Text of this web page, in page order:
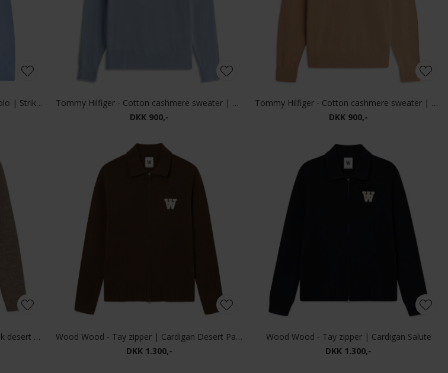
Tommy Hilfiger - Cotton cashmere polo | Strik Brisk Blue
Tommy Hilfiger - Cotton cashmere sweater | Strik Brisk Blue
DKK 900,-
Tommy Hilfiger - Cotton cashmere sweater | Strik Safari Canvas
DKK 900,-
Wood Wood - Halum crew neck | Strik desert palm
Wood Wood - Tay zipper | Cardigan Desert Palm
DKK 1.300,-
Wood Wood - Tay zipper | Cardigan Salute
DKK 1.300,-